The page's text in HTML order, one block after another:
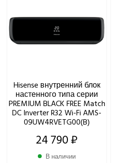
Hisense внутренний блок
настенного типа серии
PREMIUM BLACK FREE Match
DC Inverter R32 Wi-Fi AMS-
09UW4RVETG00(B)
24 790 ₽
В наличии